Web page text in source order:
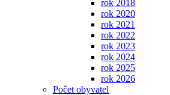
rok 2018
rok 2020
rok 2021
rok 2022
rok 2023
rok 2024
rok 2025
rok 2026
Počet obyvatel